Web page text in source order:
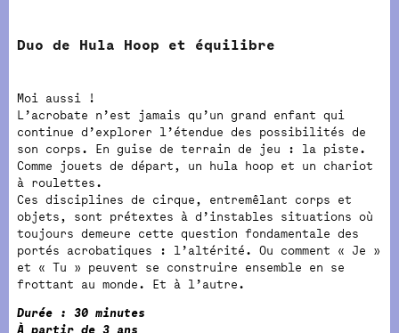
Duo de Hula Hoop et équilibre
Moi aussi !
L’acrobate n’est jamais qu’un grand enfant qui
continue d’explorer l’étendue des possibilités de
son corps. En guise de terrain de jeu : la piste.
Comme jouets de départ, un hula hoop et un chariot
à roulettes.
Ces disciplines de cirque, entremêlant corps et
objets, sont prétextes à d’instables situations où
toujours demeure cette question fondamentale des
portés acrobatiques : l’altérité. Ou comment « Je »
et « Tu » peuvent se construire ensemble en se
frottant au monde. Et à l’autre.
Durée : 30 minutes
À partir de 3 ans